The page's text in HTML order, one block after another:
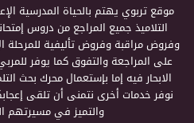
موقع تربوي يهتم بالحياة المدرسية
التلاميذ جميع المراجع من دروس
وفروض مراقبة وفروض تأليفية للمرحلة
على المراجعة والتفوق كما يوفر
الابحار فيه إما بإستعمال محرك بحث
نوفر خدمات أخرى نتمنى أن تلقى
والتميز في مسيرتهم